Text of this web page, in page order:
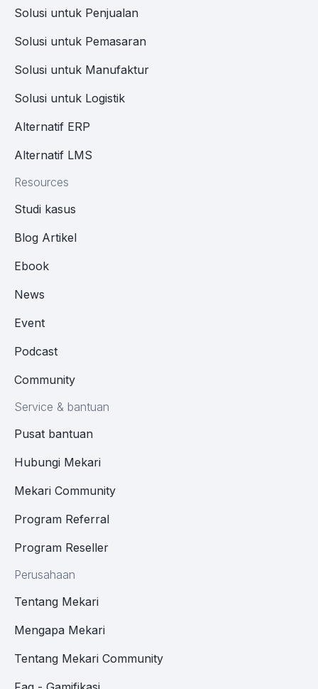
Solusi untuk Penjualan
Solusi untuk Pemasaran
Solusi untuk Manufaktur
Solusi untuk Logistik
Alternatif ERP
Alternatif LMS
Resources
Studi kasus
Blog Artikel
Ebook
News
Event
Podcast
Community
Service & bantuan
Pusat bantuan
Hubungi Mekari
Mekari Community
Program Referral
Program Reseller
Perusahaan
Tentang Mekari
Mengapa Mekari
Tentang Mekari Community